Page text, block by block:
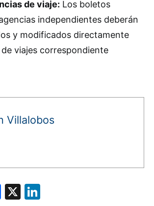
de viaje: Los boletos
independientes deberán
y modificados directamente
viajes correspondiente
Villalobos
Facebook
X